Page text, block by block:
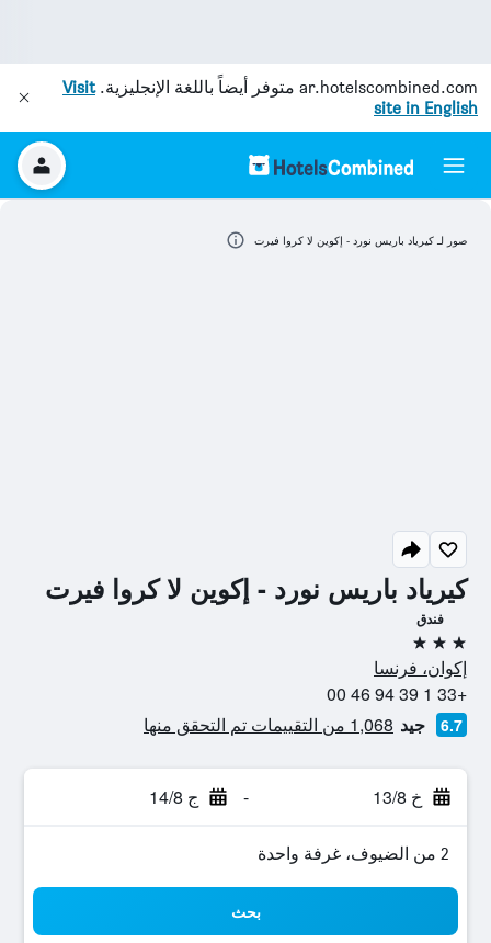
ar.hotelscombined.com متوفر أيضاً باللغة الإنجليزية.Visit
site in English
كيرياد باريس نورد - إكوين لا كروا فيرت
فندق
3 نجوم
إكوان، فرنسا
+33 1 39 94 46 00
6.7 جيد 1,068 من التقييمات تم التحقق منها
خ 13/8 - ج 14/8
2 من الضيوف، غرفة واحدة
بحث
صور لـ كيرياد باريس نورد - إكوين لا كروا فيرت